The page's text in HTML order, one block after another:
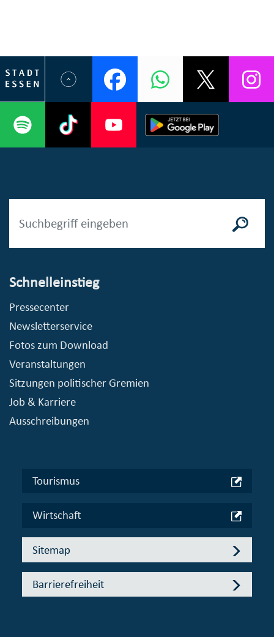
Schnelleinstieg
Pressecenter
Newsletterservice
Fotos zum Download
Veranstaltungen
Sitzungen politischer Gremien
Job & Karriere
Ausschreibungen
Tourismus
Wirtschaft
Sitemap
Barrierefreiheit